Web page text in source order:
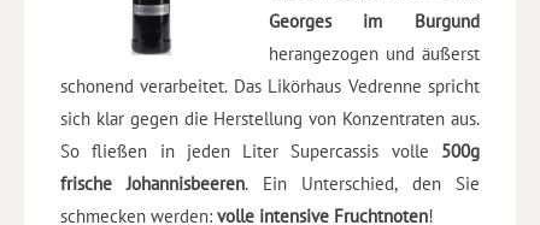
Georges im Burgund
herangezogen und äußerst
schonend verarbeitet. Das Likörhaus Vedrenne spricht
sich klar gegen die Herstellung von Konzentraten aus.
So fließen in jeden Liter Supercassis volle 500g
frische Johannisbeeren. Ein Unterschied, den Sie
schmecken werden: volle intensive Fruchtnoten!